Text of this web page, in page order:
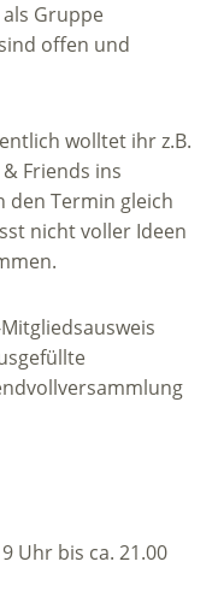
Gruppe
offen und
wolltet ihr z.B.
Friends ins
den Termin gleich
nicht voller Ideen
Uhr bis ca. 21.00